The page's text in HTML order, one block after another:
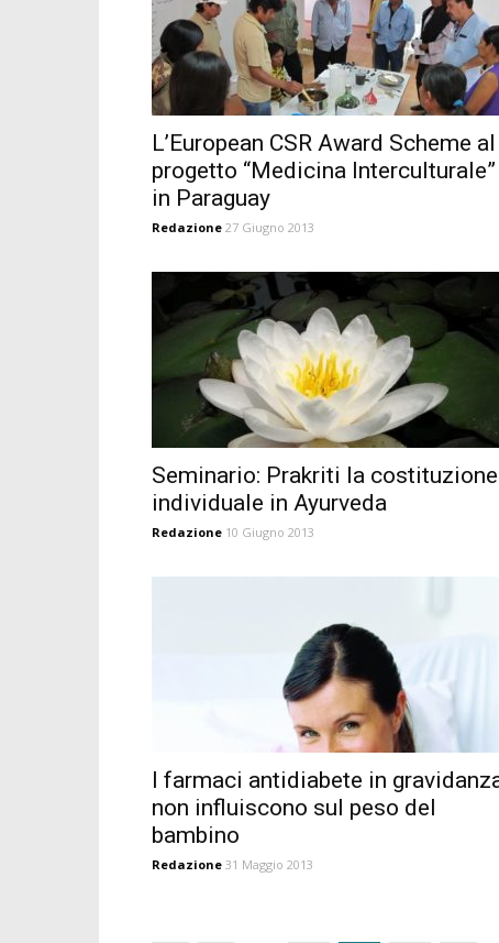
L’European CSR Award Scheme al
progetto “Medicina Interculturale”
in Paraguay
Redazione 27 Giugno 2013
Seminario: Prakriti la costituzione
individuale in Ayurveda
Redazione 10 Giugno 2013
I farmaci antidiabete in
non influiscono sul peso del
bambino
Redazione 31 Maggio 2013